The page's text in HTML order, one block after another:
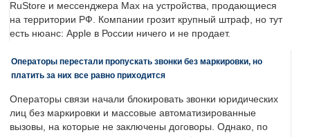
RuStore и мессенджера Max на устройства, продающиеся
на территории РФ. Компании грозит крупный штраф, но тут
есть нюанс: Apple в России ничего и не продает.
Операторы перестали пропускать звонки без маркировки, но
платить за них все равно приходится
Операторы связи начали блокировать звонки юридических
лиц без маркировки и массовые автоматизированные
вызовы, на которые не заключены договоры. Однако, по